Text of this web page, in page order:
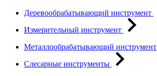
Деревообрабатывающий инструмент
Измерительный инструмент
Металлообрабатывающий инструмент
Слесарные инструменты